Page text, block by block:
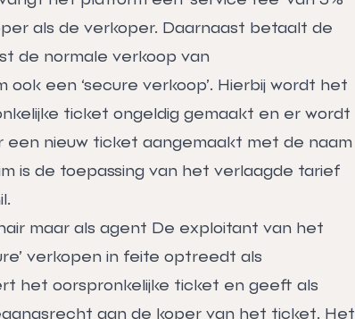
als de verkoper. Daarnaast betaalt de
de normale verkoop van
een ‘secure verkoop’. Hierbij wordt het
ticket ongeldig gemaakt en er wordt
een nieuw ticket aangemaakt met de naam
is de toepassing van het verlaagde tarief
maar als agent De exploitant van het
verkopen in feite optreedt als
het oorspronkelijke ticket en geeft als
aan de koper van het ticket. Het